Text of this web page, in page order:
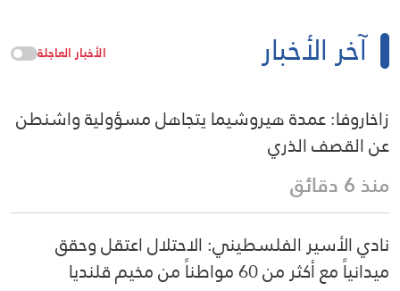
آخر الأخبار الأخبار العاجلة
زاخاروفا: عمدة هيروشيما يتجاهل مسؤولية واشنطن
عن القصف الذري
منذ 6 دقائق
نادي الأسير الفلسطيني: الاحتلال اعتقل وحقق
ميدانياً مع أكثر من 60 مواطناً من مخيم قلنديا